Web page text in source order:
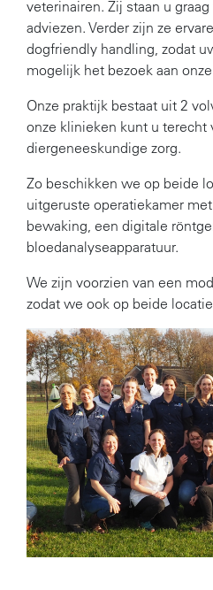
veterinairen. Zij staan u
adviezen. Verder zijn ze
dogfriendly handling, zodat
mogelijk het bezoek aan
Onze praktijk bestaat uit 2
onze klinieken kunt u terecht
diergeneeskundige zorg.
Zo beschikken we op beide
uitgeruste operatiekamer
bewaking, een digitale
bloedanalyseapparatuur.
We zijn voorzien van een
zodat we ook op beide